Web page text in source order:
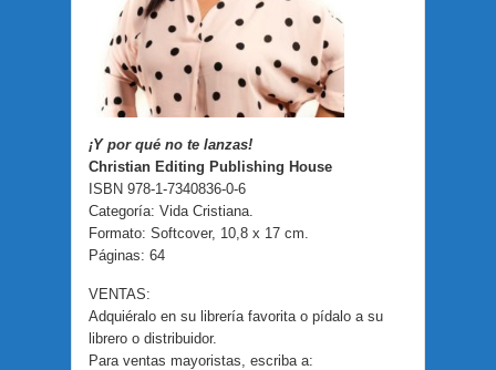
¡Y por qué no te lanzas!
Christian Editing Publishing House
ISBN 978-1-7340836-0-6
Categoría: Vida Cristiana.
Formato: Softcover, 10,8 x 17 cm.
Páginas: 64
VENTAS:
Adquiéralo en su librería favorita o pídalo a su
librero o distribuidor.
Para ventas mayoristas, escriba a: